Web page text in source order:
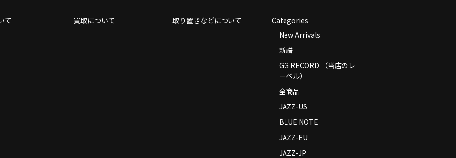
て 買取について 取り置きなどについて
Categories
New Arrivals
新譜
GG RECORD （当店のレ
ーベル）
全商品
JAZZ-US
BLUE NOTE
JAZZ-EU
JAZZ-JP